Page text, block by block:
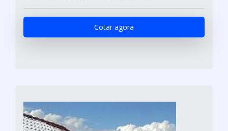
Cotar agora